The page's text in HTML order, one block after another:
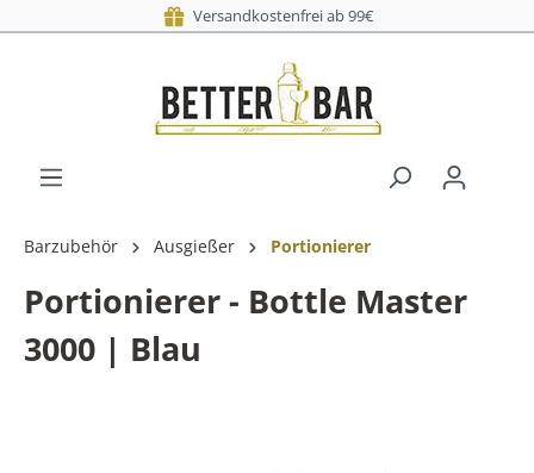
Versandkostenfrei ab 99€
Barzubehör Ausgießer Portionierer
Portionierer - Bottle Master
3000 | Blau